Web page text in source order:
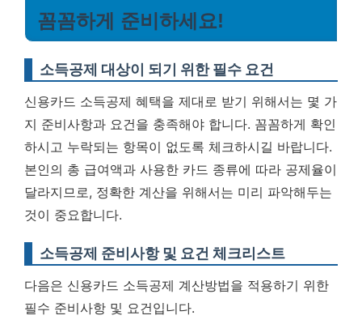
꼼꼼하게 준비하세요!
소득공제 대상이 되기 위한 필수 요건
신용카드 소득공제 혜택을 제대로 받기 위해서는 몇 가
지 준비사항과 요건을 충족해야 합니다. 꼼꼼하게 확인
하시고 누락되는 항목이 없도록 체크하시길 바랍니다.
본인의 총 급여액과 사용한 카드 종류에 따라 공제율이
달라지므로, 정확한 계산을 위해서는 미리 파악해두는
것이 중요합니다.
소득공제 준비사항 및 요건 체크리스트
다음은 신용카드 소득공제 계산방법을 적용하기 위한
필수 준비사항 및 요건입니다.